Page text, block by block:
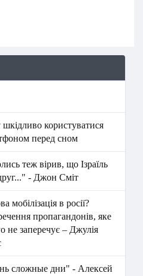
користуватися
перед сном
теж вірив, що Ізраїль
- Джон Сміт
мобілізація в росії?
пропагандонів, яке
не заперечує – Джулія
сложные дни" - Алексей